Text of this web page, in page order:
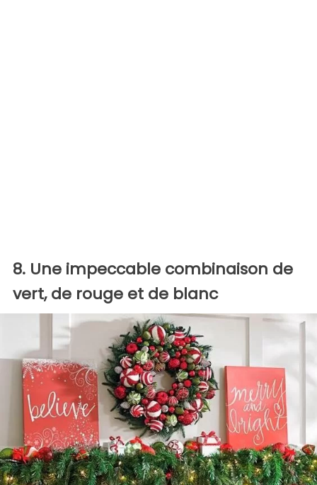
8. Une impeccable combinaison de
vert, de rouge et de blanc